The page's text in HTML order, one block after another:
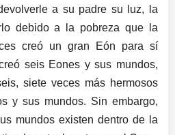
a su padre su luz, la
debido a la pobreza que la
creó un gran Eón para sí
seis Eones y sus mundos,
siete veces más hermosos
y sus mundos. Sin embargo,
mundos existen dentro de la